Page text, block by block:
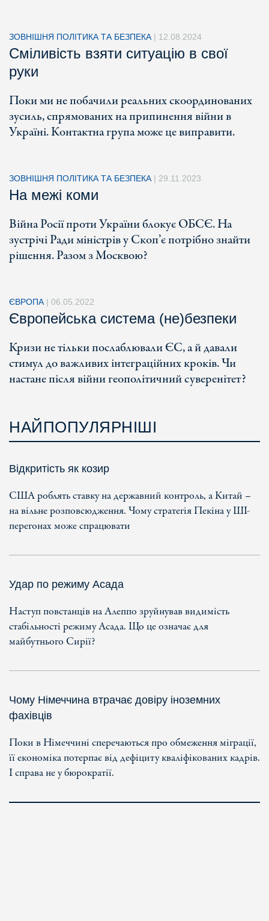
ЗОВНІШНЯ ПОЛІТИКА ТА БЕЗПЕКА | 12.08.2024
Сміливість взяти ситуацію в свої
руки
Поки ми не побачили реальних скоординованих
зусиль, спрямованих на припинення війни в
Україні. Контактна група може це виправити.
ЗОВНІШНЯ ПОЛІТИКА ТА БЕЗПЕКА | 29.11.2023
На межі коми
Війна Росії проти України блокує ОБСЄ. На
зустрічі Ради міністрів у Скоп’є потрібно знайти
рішення. Разом з Москвою?
ЄВРОПА | 06.05.2022
Європейська система (не)безпеки
Кризи не тільки послаблювали ЄС, а й давали
стимул до важливих інтеграційних кроків. Чи
настане після війни геополітичний суверенітет?
НАЙПОПУЛЯРНІШІ
Відкритість як козир
США роблять ставку на державний контроль, а Китай –
на вільне розповсюдження. Чому стратегія Пекіна у ШІ-
перегонах може спрацювати
Удар по режиму Асада
Наступ повстанців на Алеппо зруйнував видимість
стабільності режиму Асада. Що це означає для
майбутнього Сирії?
Чому Німеччина втрачає довіру іноземних
фахівців
Поки в Німеччині сперечаються про обмеження міграції,
її економіка потерпає від дефіциту кваліфікованих кадрів.
І справа не у бюрократії.